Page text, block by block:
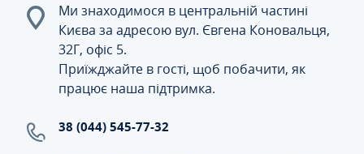
Ми знаходимося в центральній частині
Києва за адресою вул. Євгена Коновальця,
32Г, офіс 5.
Приїжджайте в гості, щоб побачити, як
працює наша підтримка.
38 (044) 545-77-32